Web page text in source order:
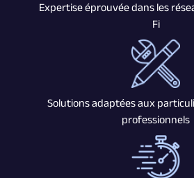
Expertise éprouvée dans les
Fi
Solutions adaptées aux
professionnels